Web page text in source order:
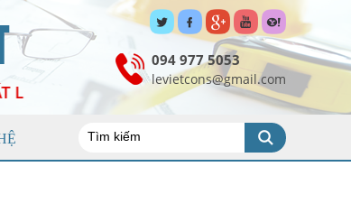
LƯỢNG - HIỆU QUẢ
094 977 5053
levietcons@gmail.com